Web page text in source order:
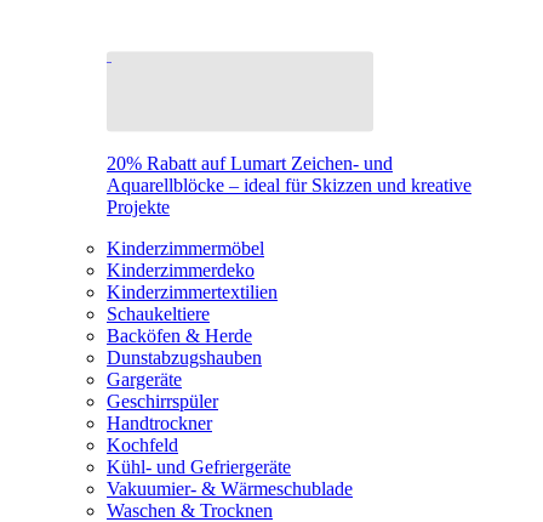
20% Rabatt auf Lumart Zeichen- und
Aquarellblöcke – ideal für Skizzen und kreative
Projekte
Kinderzimmermöbel
Kinderzimmerdeko
Kinderzimmertextilien
Schaukeltiere
Backöfen & Herde
Dunstabzugshauben
Gargeräte
Geschirrspüler
Handtrockner
Kochfeld
Kühl- und Gefriergeräte
Vakuumier- & Wärmeschublade
Waschen & Trocknen